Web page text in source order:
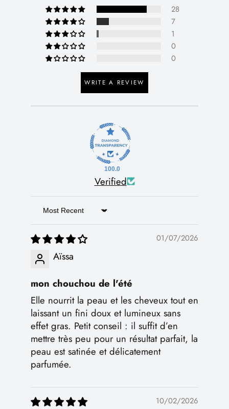
28
7
1
0
0
WRITE A REVIEW
100.0
Verified
Sort by
01/07/2026
Aïssa
mon chouchou de l'été
Elle nourrit la peau et les cheveux tout en
laissant un fini doux et lumineux sans
effet gras. Petit conseil : il suffit d’en
mettre très peu pour un résultat parfait, la
peau est satinée et délicatement
parfumée.
10/02/2026